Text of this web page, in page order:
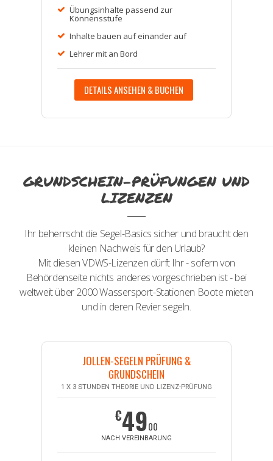
Übungsinhalte passend zur
Könnensstufe
Inhalte bauen auf einander auf
Lehrer mit an Bord
DETAILS ANSEHEN & BUCHEN
GRUNDSCHEIN-PRÜFUNGEN UND
LIZENZEN
Ihr beherrscht die Segel-Basics sicher und braucht den
kleinen Nachweis für den Urlaub?
Mit diesen VDWS-Lizenzen dürft Ihr - sofern von
Behördenseite nichts anderes vorgeschrieben ist - bei
weltweit über 2000 Wassersport-Stationen Boote mieten
und in deren Revier segeln.
JOLLEN-SEGELN PRÜFUNG &
GRUNDSCHEIN
1 X 3 STUNDEN THEORIE UND LIZENZ-PRÜFUNG
€4900
NACH VEREINBARUNG